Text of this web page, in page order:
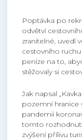
Poptávka po
odvětví
zranitelné, uvedl
cestovního ruchu
peníze na to,
stěžovaly si
Jak napsal
pozemní hranice
pandemii
tomto
zvýšení přílivu